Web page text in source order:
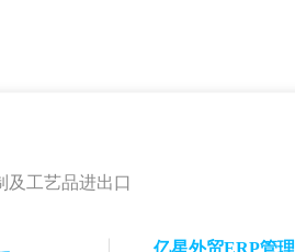
及工艺品进出口
亿星外贸ERP管